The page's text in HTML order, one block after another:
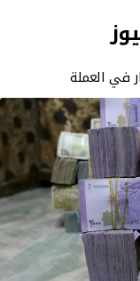
في العملة